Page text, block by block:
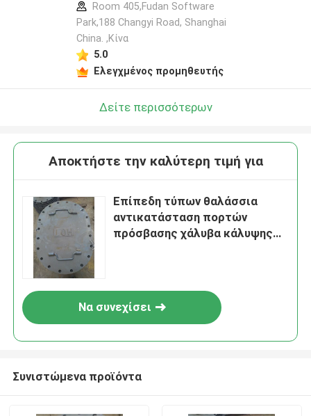
Room 405,Fudan Software
Park,188 Changyi Road, Shanghai
China. ,Κίνα
5.0
Ελεγχμένος προμηθευτής
Δείτε περισσότερων
Αποκτήστε την καλύτερη τιμή για
Επίπεδη τύπων θαλάσσια
αντικατάσταση πορτών
πρόσβασης χάλυβα κάλυψης
Να συνεχίσει
Συνιστώμενα προϊόντα